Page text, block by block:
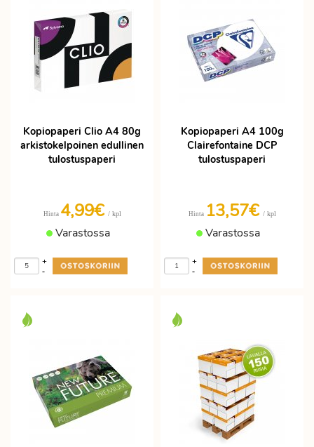
Kopiopaperi Clio A4 80g
arkistokelpoinen edullinen
tulostuspaperi
Hinta 4,99€ / kpl
Varastossa
-
+
Kopiopaperi A4 100g
Clairefontaine DCP
tulostuspaperi
Hinta 13,57€ / kpl
Varastossa
-
+